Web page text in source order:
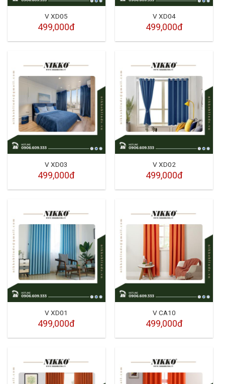
V XD05
499,000đ
V XD04
499,000đ
V XD03
499,000đ
V XD02
499,000đ
V XD01
499,000đ
V CA10
499,000đ